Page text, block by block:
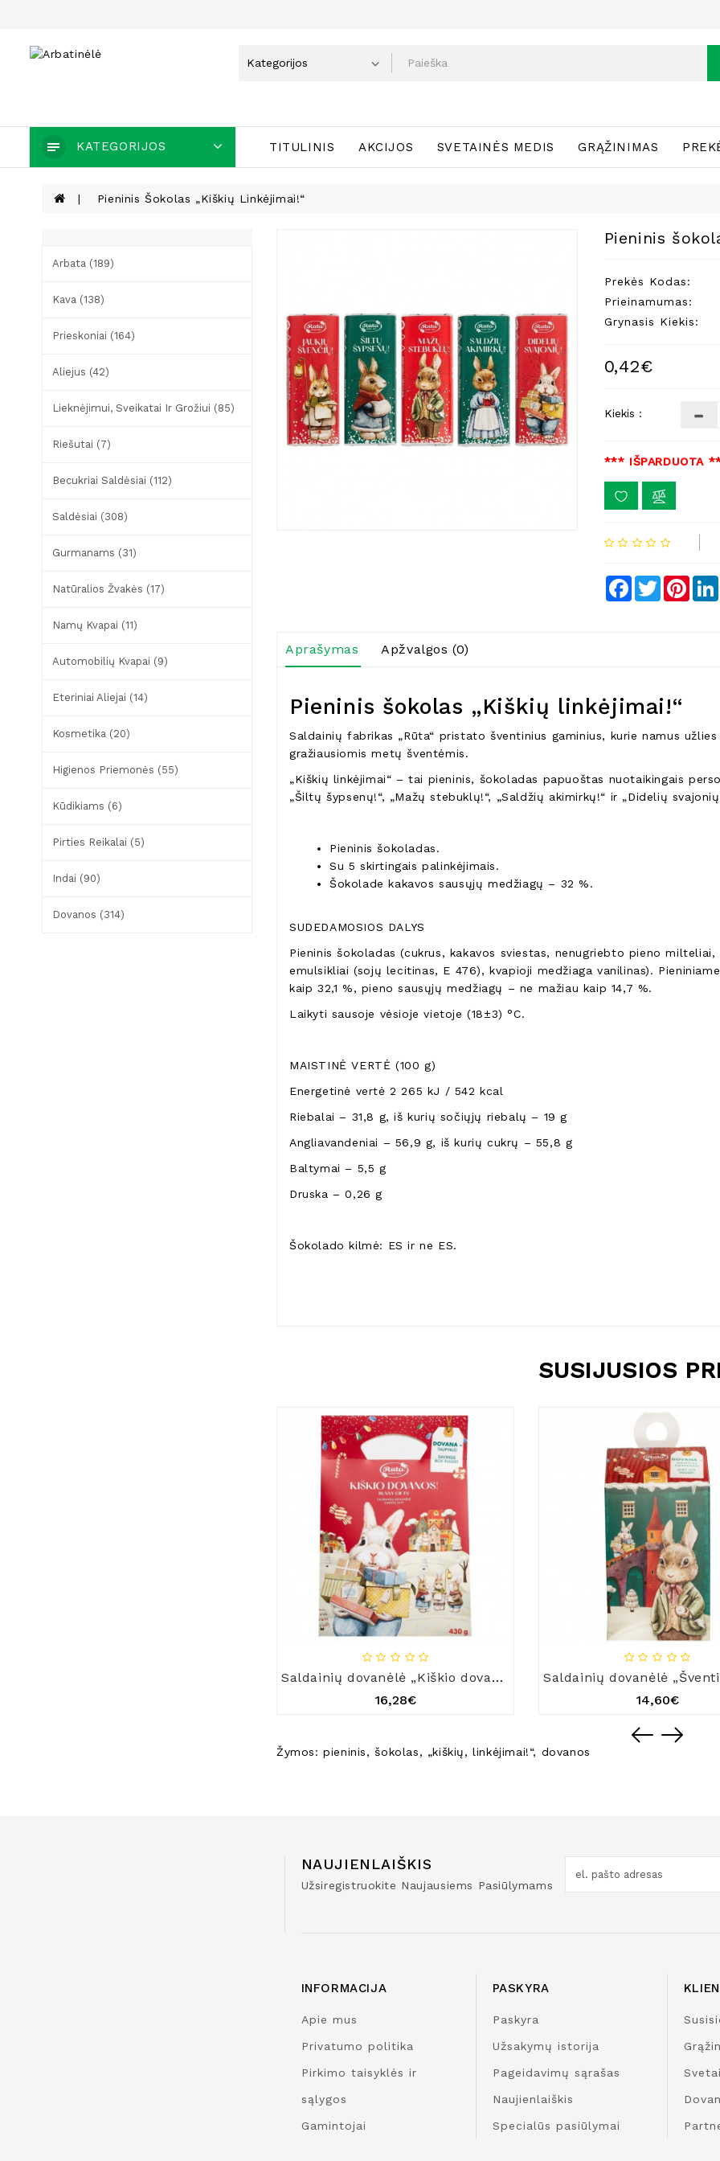
KATEGORIJOS TITULINIS AKCIJOS SVETAINĖS MEDIS GRĄŽINIMAS
Pieninis Šokolas „Kiškių Linkėjimai!“
Arbata (189)
Kava (138)
Prieskoniai (164)
Aliejus (42)
Lieknėjimui, Sveikatai Ir Grožiui (85)
Riešutai (7)
Becukriai Saldėsiai (112)
Saldėsiai (308)
Gurmanams (31)
Natūralios Žvakės (17)
Namų Kvapai (11)
Automobilių Kvapai (9)
Eteriniai Aliejai (14)
Kosmetika (20)
Higienos Priemonės (55)
Kūdikiams (6)
Pirties Reikalai (5)
Indai (90)
Dovanos (314)
Pieninis
Prekės Kodas:
Prieinamumas:
Grynasis Kiekis:
0,42€
Kiekis :
*** IŠPARDUOTA
Facebook
Twitter
Aprašymas Apžvalgos (0)
Pieninis šokolas „Kiškių linkėjimai!“
Saldainių fabrikas „Rūta“ pristato šventinius gaminius, kurie namus
gražiausiomis metų šventėmis.
„Kiškių linkėjimai“ – tai pieninis, šokoladas papuoštas nuotaikingais
„Šiltų šypsenų!“, „Mažų stebuklų!“, „Saldžių akimirkų!“ ir „Didelių
Pieninis šokoladas.
Su 5 skirtingais palinkėjimais.
Šokolade kakavos sausųjų medžiagų – 32 %.
SUDEDAMOSIOS DALYS
Pieninis šokoladas (cukrus, kakavos sviestas, nenugriebto pieno
emulsikliai (sojų lecitinas, E 476), kvapioji medžiaga vanilinas).
kaip 32,1 %, pieno sausųjų medžiagų – ne mažiau kaip 14,7 %.
Laikyti sausoje vėsioje vietoje (18±3) °C.
MAISTINĖ VERTĖ (100 g)
Energetinė vertė 2 265 kJ / 542 kcal
Riebalai – 31,8 g, iš kurių sočiųjų riebalų – 19 g
Angliavandeniai – 56,9 g, iš kurių cukrų – 55,8 g
Baltymai – 5,5 g
Druska – 0,26 g
Šokolado kilmė: ES ir ne ES.
SUSIJUSIOS
Saldainių dovanėlė „Kiškio dovanos“
16,28€
14,60€
Žymos:pieninis,šokolas, „kiškių,linkėjimai!“, dovanos
NAUJIENLAIŠKIS
Užsiregistruokite Naujausiems Pasiūlymams
INFORMACIJA
Apie mus
Privatumo politika
Pirkimo taisyklės ir
sąlygos
Gamintojai
PASKYRA
Paskyra
Užsakymų istorija
Pageidavimų sąrašas
Naujienlaiškis
Specialūs pasiūlymai